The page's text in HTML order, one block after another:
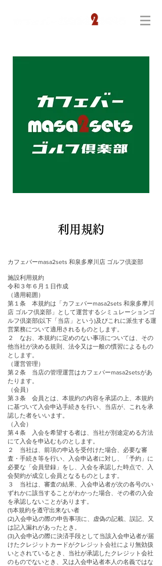
​利用規約
カフェバーmasa2sets 和泉多摩川店 ゴルフ倶楽部
施設利用規約
令和３年６月１日作成
（適用範囲）
第１条 本規約は「カフェバーmasa2sets 和泉多摩川
店 ゴルフ倶楽部」として運営するシミュレーションゴ
ルフ倶楽部(以下「当店」という)及びこれに派生する運
営業務について適用されるものとします。
２ なお、本規約に定めのない事項については、その
他当社が決める規則、法令又は一般の慣習によるもの
とします。
（運営管理）
第２条 当店の管理運営はカフェバーmasa2setsがあ
たります。
（会員）
第３条 会員とは、本規約の内容を承諾の上、本規約
に基づいて入会申込手続きを行い、当店が、これを承
認した者をいいます。
（入会）
第４条 入会を希望する者は、当社が別途定める方法
にて入会を申込むものとします。
２ 当社は、前項の申込を受付けた場合、必要な審
査・手続き等を行い、入会申込者に対し、「予約」に
必要な「会員登録」をし、入会を承認した時点で、入
会契約が成立し会員となるものとします。
３ 当社は、審査の結果、入会申込者が次の各号のい
ずれかに該当することがわかった場合、その者の入会
を承認しないことがあります。
(1)本規約を遵守出来ない者
(2)入会申込の際の申告事項に、虚偽の記載、誤記、又
は記入漏れがあったとき。
(3)入会申込の際に決済手段として当該入会申込者が届
けたクレジットカードがクレジット会社により無効扱
いとされているとき、当社が承認したクレジット会社
のものでないとき、又は入会申込者本人の名義ではな